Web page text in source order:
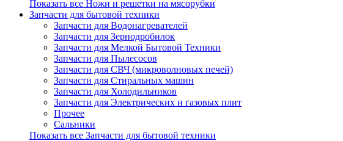
Показать все Ножи и решетки на мясорубки
Запчасти для бытовой техники
Запчасти для Водонагревателей
Запчасти для Зернодробилок
Запчасти для Мелкой Бытовой Техники
Запчасти для Пылесосов
Запчасти для СВЧ (микроволновых печей)
Запчасти для Стиральных машин
Запчасти для Холодильников
Запчасти для Электрических и газовых плит
Прочее
Сальники
Показать все Запчасти для бытовой техники